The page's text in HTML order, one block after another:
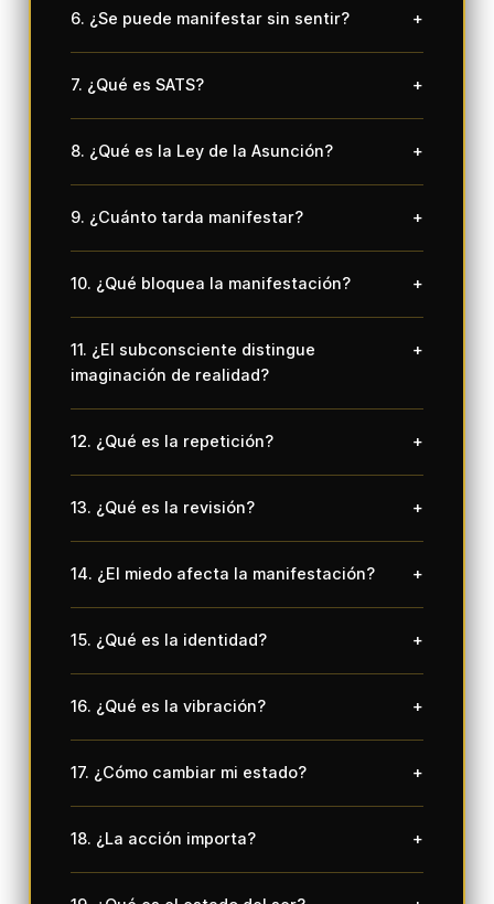
6. ¿Se puede manifestar sin sentir? +
7. ¿Qué es SATS? +
8. ¿Qué es la Ley de la Asunción? +
9. ¿Cuánto tarda manifestar? +
10. ¿Qué bloquea la manifestación? +
11. ¿El subconsciente distingue
imaginación de realidad?
+
12. ¿Qué es la repetición? +
13. ¿Qué es la revisión? +
14. ¿El miedo afecta la manifestación? +
15. ¿Qué es la identidad? +
16. ¿Qué es la vibración? +
17. ¿Cómo cambiar mi estado? +
18. ¿La acción importa? +